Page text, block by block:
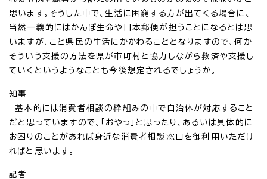
思います。そうした中で、生活に困窮する方が出てくる場合に、
当然一義的にはかんぽ生命や日本郵便が担うことになるとは思
いますが、こと県民の生活にかかわることとなりますので、何か
そういう支援の方法を県が市町村と協力しながら救済や支援し
ていくというようなことも今後想定されるでしょうか。
知事
基本的には消費者相談の枠組みの中で自治体が対応すること
だと思っていますので、「おやっ」と思ったり、あるいは具体的に
お困りのことがあれば身近な消費者相談窓口を御利用いただけ
ればと思います。
記者